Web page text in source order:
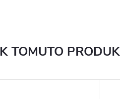
K TOMUTO